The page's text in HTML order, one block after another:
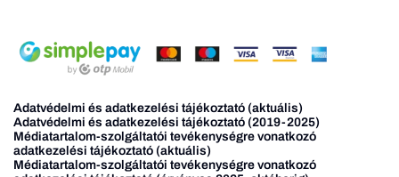
Adatvédelmi és adatkezelési tájékoztató (aktuális)
Adatvédelmi és adatkezelési tájékoztató (2019-2025)
Médiatartalom-szolgáltatói tevékenységre vonatkozó
adatkezelési tájékoztató (aktuális)
Médiatartalom-szolgáltatói tevékenységre vonatkozó